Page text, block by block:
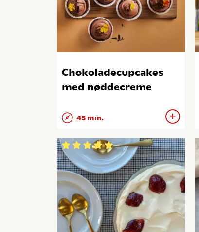
Chokoladecupcakes
med nøddecreme
45 min.